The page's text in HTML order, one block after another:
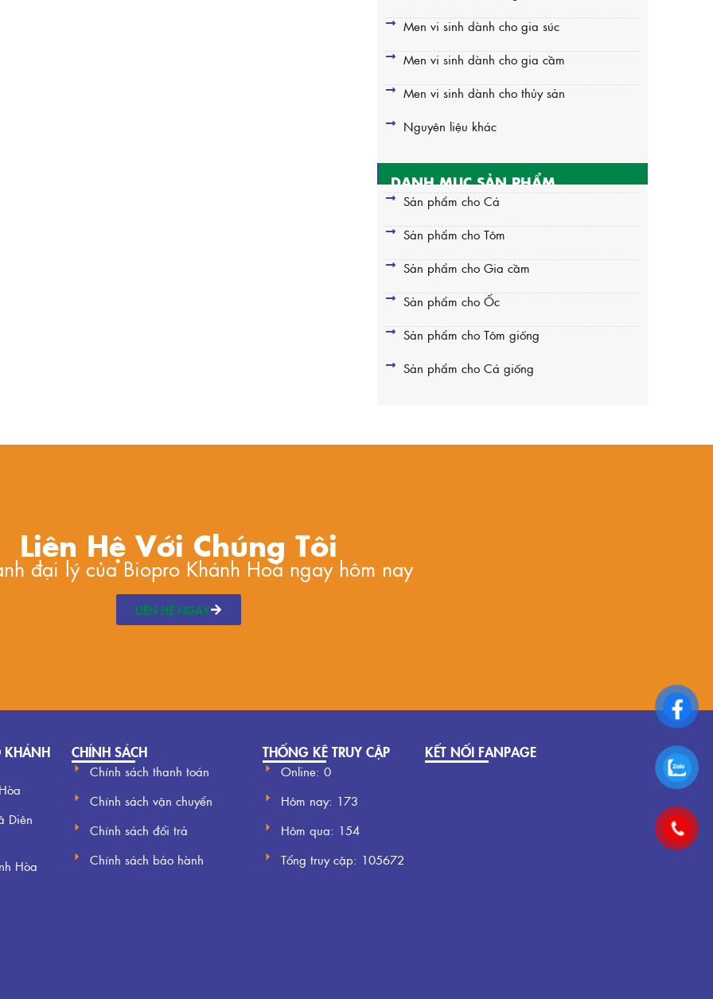
Men vi sinh dành cho gia súc
Men vi sinh dành cho gia cầm
Men vi sinh dành cho thủy sản
Nguyên liệu khác
DANH MỤC SẢN PHẨM
Sản phẩm cho Cá
Sản phẩm cho Tôm
Sản phẩm cho Gia cầm
Sản phẩm cho Ốc
Sản phẩm cho Tôm giống
Sản phẩm cho Cá giống
Liên Hệ Với Chúng Tôi
đại lý của Biopro Khánh Hoà ngay hôm nay
LIÊN HỆ NGAY
KHÁNH
Diên
Hòa
CHÍNH SÁCH
Chính sách thanh toán
Chính sách vận chuyển
Chính sách đổi trả
Chính sách bảo hành
THỐNG KÊ TRUY CẬP
Online: 0
Hôm nay: 173
Hôm qua: 154
Tổng truy cập: 105672
KẾT NỐI FANPAGE